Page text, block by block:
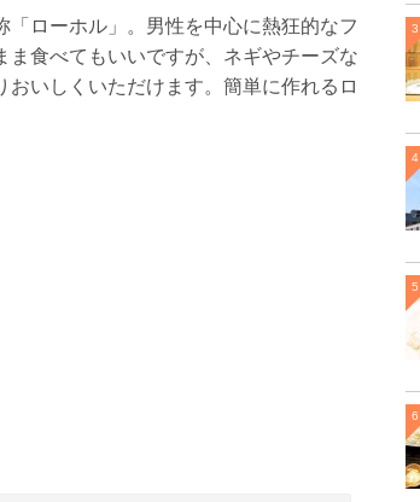
ローホル」。男性を中心に熱狂的なフ
ま食べてもいいですが、ネギやチーズな
いしくいただけます。簡単に作れるロ
3
4
5
6